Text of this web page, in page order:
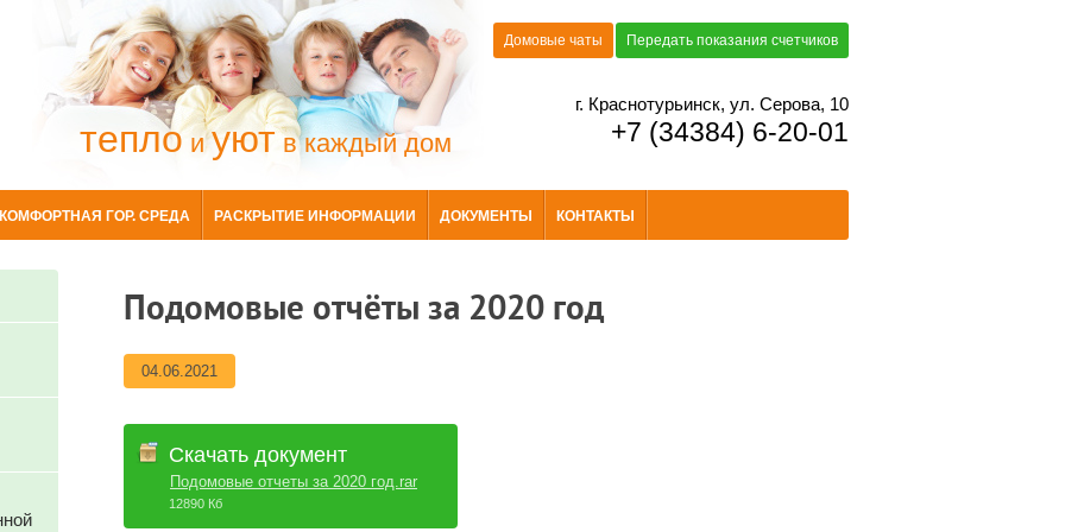
тепло иуютв каждый дом
Передать показания счетчиков
Домовые чаты
г. Краснотурьинск, ул. Серова, 10
+7 (34384) 6-20-01
КОМФОРТНАЯ ГОР. СРЕДА РАСКРЫТИЕ ИНФОРМАЦИИ ДОКУМЕНТЫ КОНТАКТЫ
Подомовые отчёты за 2020 год
04.06.2021
Скачать документ
Подомовые отчеты за 2020 год.rar
12890 Кб